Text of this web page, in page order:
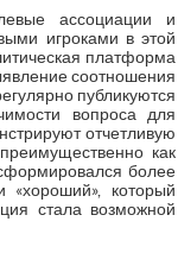
ассоциации и
игроками в этой
платформа
соотношения
публикуются
вопроса для
отчетливую
как
более
«хороший», который
стала возможной